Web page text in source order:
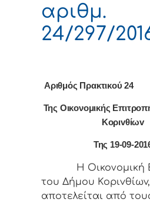
αριθμ.
24/297/
Αριθμός Πρακτικού 24
Της Οικονομικής
Κoριvθίωv
Της 19-09-
Η Οικονομική
τoυ Δήμoυ
απoτελείται από